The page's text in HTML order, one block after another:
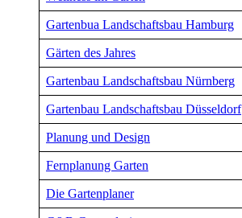
Gartenbua Landschaftsbau Hamburg
Gärten des Jahres
Gartenbau Landschaftsbau Nürnberg
Gartenbau Landschaftsbau Düsseldorf
Planung und Design
Fernplanung Garten
Die Gartenplaner